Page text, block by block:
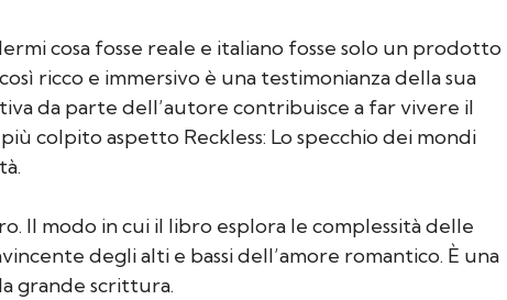
cosa fosse reale e italiano fosse solo un prodotto
ricco e immersivo è una testimonianza della sua
da parte dell’autore contribuisce a far vivere il
colpito aspetto Reckless: Lo specchio dei mondi
Il modo in cui il libro esplora le complessità delle
degli alti e bassi dell’amore romantico. È una
grande scrittura.